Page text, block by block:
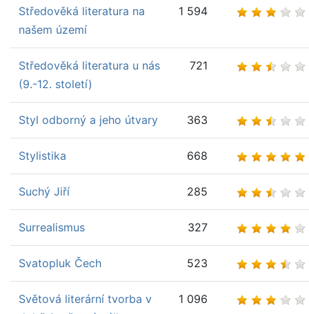
Středověká literatura na
našem území
1 594
Středověká literatura u nás
(9.-12. století)
721
Styl odborný a jeho útvary 363
Stylistika 668
Suchý Jiří 285
Surrealismus 327
Svatopluk Čech 523
Světová literární tvorba v
1 096